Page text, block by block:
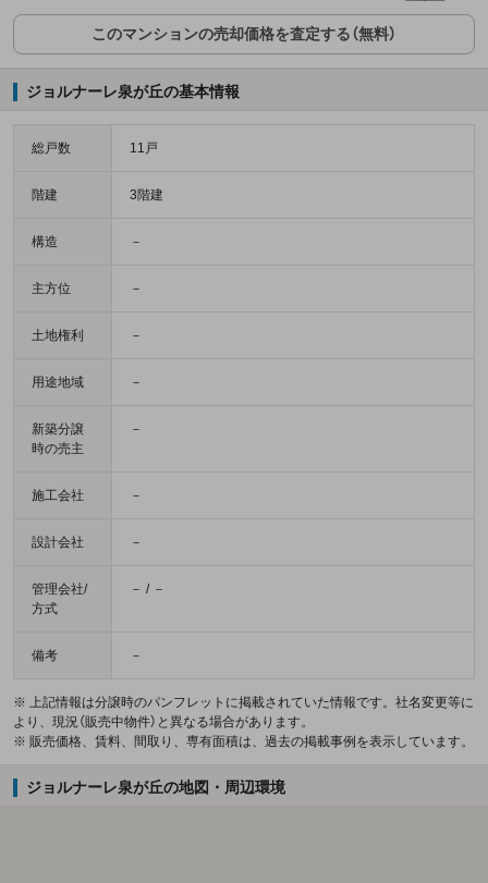
このマンションの売却価格を査定する（無料）
ジョルナーレ泉が丘の基本情報
総戸数 11戸
階建 3階建
構造 －
主方位 －
土地権利 －
用途地域 －
新築分譲
時の売主
－
施工会社 －
設計会社 －
管理会社/
方式
－ / －
備考 －
※ 上記情報は分譲時のパンフレットに掲載されていた情報です。社名変更等に
より、現況（販売中物件）と異なる場合があります。
※ 販売価格、賃料、間取り、専有面積は、過去の掲載事例を表示しています。
ジョルナーレ泉が丘の地図・周辺環境